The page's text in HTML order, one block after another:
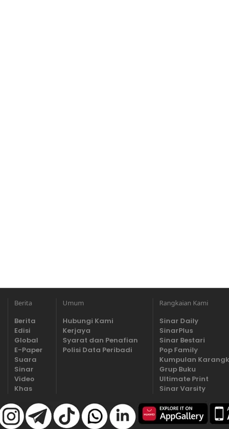
Berita
Berita
Edisi
Global
E-Paper
Suara
Sinar
Video
Khas
Umum
Hubungi Kami
Kerjaya
Syarat dan Penafian
Polisi Data Peribadi
Rangkaian Kami
Sinar Daily
SinarPlus
Sinar Bestari
Pop Family
Kumpulan
Grup Buku
Ultimate Print
Sinar Varsity